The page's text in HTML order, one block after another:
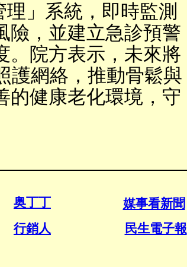
理」系統，即時監測
險，並建立急診預警
。院方表示，未來將
護網絡，推動骨鬆與
的健康老化環境，守
奥丁丁
媒事看新聞
行銷人
民生電子報